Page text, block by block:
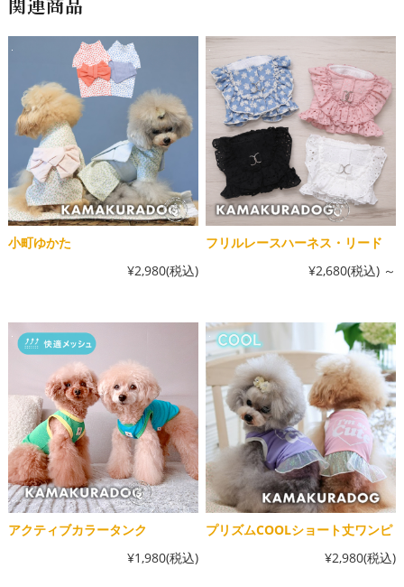
小町ゆかた
¥2,980(税込)
フリルレースハーネス・リード
¥2,680(税込) ～
アクティブカラータンク
¥1,980(税込)
プリズムCOOLショート丈ワンピ
¥2,980(税込)